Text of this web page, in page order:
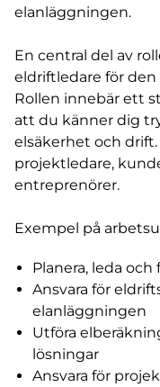
elanläggningen.
En central del av
eldriftledare för
Rollen innebär ett
att du känner dig
elsäkerhet och
projektledare,
entreprenörer.
Exempel på
Planera, leda
Ansvara för
elanläggningen
Utföra
lösningar
Ansvara för